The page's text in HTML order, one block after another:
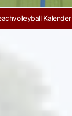
Kalender